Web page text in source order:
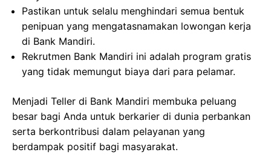
Pastikan untuk selalu menghindari semua bentuk
penipuan yang mengatasnamakan lowongan kerja
di Bank Mandiri.
Rekrutmen Bank Mandiri ini adalah program gratis
yang tidak memungut biaya dari para pelamar.
Menjadi Teller di Bank Mandiri membuka peluang
besar bagi Anda untuk berkarier di dunia perbankan
serta berkontribusi dalam pelayanan yang
berdampak positif bagi masyarakat.